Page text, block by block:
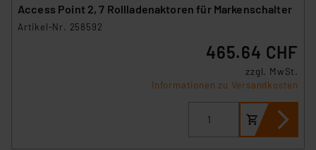
Access Point 2, 7 Rollladenaktoren für Markenschalter
Artikel-Nr. 258592
465.64 CHF
zzgl. MwSt.
Informationen zu Versandkosten